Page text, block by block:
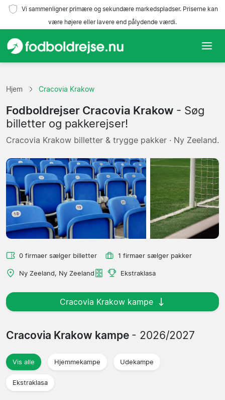
Vi sammenligner primære og sekundære markedspladser. Priserne kan
være højere eller lavere end pålydende værdi.
Hold
Ligaer
Rejsebureauer
Hjem Cracovia Krakow
Fodboldrejser Cracovia Krakow - Søg
billetter og pakkerejser!
Cracovia Krakow billetter & trygge pakker · Ny Zeeland.
0 firmaer sælger billetter 1 firmaer sælger pakker
Ny Zeeland, Ny Zeeland Ekstraklasa
Cracovia Krakow kampe
Cracovia Krakow kampe - 2026/2027
Vis alle Hjemmekampe Udekampe
Ekstraklasa